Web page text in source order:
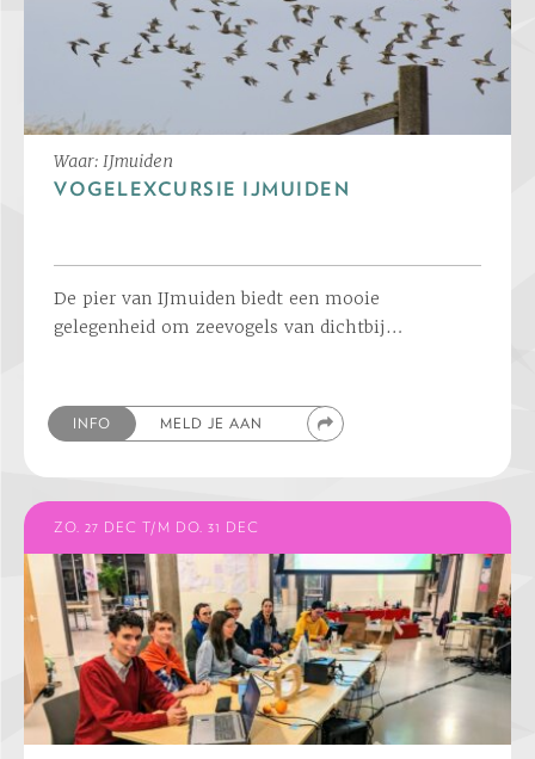
Waar: IJmuiden
VOGELEXCURSIE IJMUIDEN
De pier van IJmuiden biedt een mooie
gelegenheid om zeevogels van dichtbij…
INFO MELD JE AAN
ZO. 27 DEC T/M DO. 31 DEC